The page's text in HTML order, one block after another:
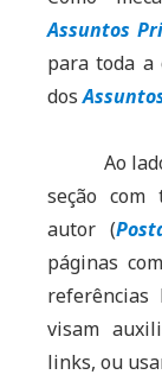
Assuntos
para toda a
dos
Ao
seção com
autor (
páginas
referências
visam
links, ou